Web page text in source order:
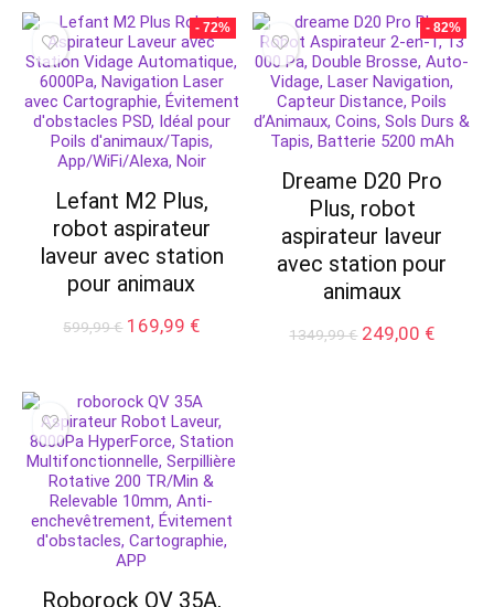
299,00 €.199,00 €.
- 72%
Lefant M2 Plus,
robot aspirateur
laveur avec station
pour animaux
599,99€ Le
était :
599,99 €.
169,99 €Le
169,99 €.
- 82%
Dreame D20 Pro
Plus, robot
aspirateur laveur
avec station pour
animaux
1349,99€ Le
249,00 €Le
Roborock QV 35A,